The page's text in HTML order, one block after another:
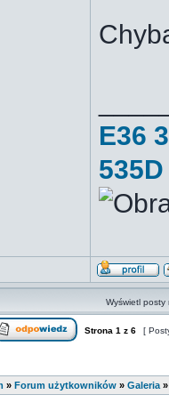
E36
Wyświetl posty
Strona 1 z 6 [
» Forum użytkowników » Galeria »